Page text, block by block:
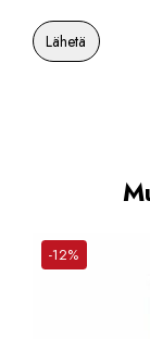
-12%